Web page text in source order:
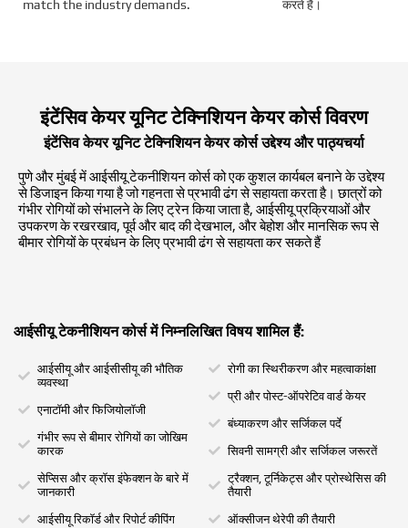
match the industry demands.
करते हैं।
इंटेंसिव केयर यूनिट टेक्निशियन केयर कोर्स विवरण
इंटेंसिव केयर यूनिट टेक्निशियन केयर कोर्स उद्देश्य और पाठ्यचर्या
पुणे और मुंबई में आईसीयू टेकनीशियन कोर्स को एक कुशल कार्यबल बनाने के उद्देश्य
से डिजाइन किया गया है जो गहनता से प्रभावी ढंग से सहायता करता है। छात्रों को
गंभीर रोगियों को संभालने के लिए ट्रेन किया जाता है, आईसीयू प्रक्रियाओं और
उपकरण के रखरखाव, पूर्व और बाद की देखभाल, और बेहोश और मानसिक रूप से
बीमार रोगियों के प्रबंधन के लिए प्रभावी ढंग से सहायता कर सकते हैं
आईसीयू टेकनीशियन कोर्स में निम्नलिखित विषय शामिल हैं:
आईसीयू और आईसीसीयू की भौतिक
व्यवस्था
एनाटॉमी और फिजियोलॉजी
गंभीर रूप से बीमार रोगियों का जोखिम
कारक
सेप्सिस और क्रॉस इंफेक्शन के बारे में
जानकारी
आईसीयू रिकॉर्ड और रिपोर्ट कीपिंग
रोगी का स्थिरीकरण और महत्वाकांक्षा
प्री और पोस्ट-ऑपरेटिव वार्ड केयर
बंध्याकरण और सर्जिकल पर्दे
सिवनी सामग्री और सर्जिकल जरूरतें
ट्रैक्शन, टूर्निकेट्स और प्रोस्थेसिस की
तैयारी
ऑक्सीजन थेरेपी की तैयारी